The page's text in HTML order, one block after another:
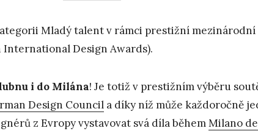
Mladý talent v rámci prestižní mezinárodní
International Design Awards).
i do Milána! Je totiž v prestižním výběru
Design Council a díky níž může každoročně
z Evropy vystavovat svá díla běhemMilano